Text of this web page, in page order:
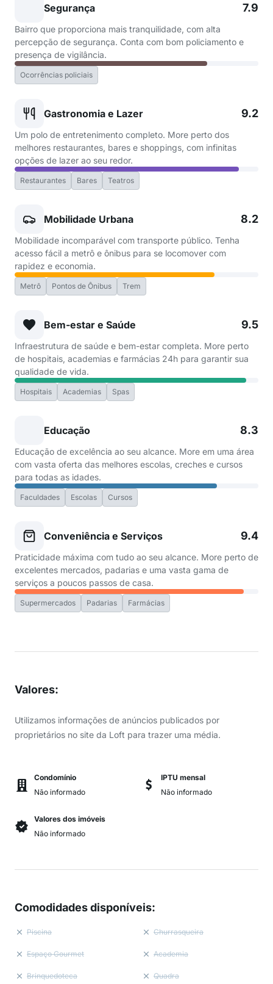
Segurança 7.9
Bairro que proporciona mais tranquilidade, com alta
percepção de segurança. Conta com bom policiamento e
presença de vigilância.
Ocorrências policiais
Gastronomia e Lazer 9.2
Um polo de entretenimento completo. More perto dos
melhores restaurantes, bares e shoppings, com infinitas
opções de lazer ao seu redor.
Restaurantes Bares Teatros
Mobilidade Urbana 8.2
Mobilidade incomparável com transporte público. Tenha
acesso fácil a metrô e ônibus para se locomover com
rapidez e economia.
Metrô Pontos de Ônibus Trem
Bem-estar e Saúde 9.5
Infraestrutura de saúde e bem-estar completa. More perto
de hospitais, academias e farmácias 24h para garantir sua
qualidade de vida.
Hospitais Academias Spas
Educação 8.3
Educação de excelência ao seu alcance. More em uma área
com vasta oferta das melhores escolas, creches e cursos
para todas as idades.
Faculdades Escolas Cursos
Conveniência e Serviços 9.4
Praticidade máxima com tudo ao seu alcance. More perto de
excelentes mercados, padarias e uma vasta gama de
serviços a poucos passos de casa.
Supermercados Padarias Farmácias
Valores:
Utilizamos informações de anúncios publicados por
proprietários no site da Loft para trazer uma média.
Condomínio
Não informado
IPTU mensal
Não informado
Valores dos imóveis
Não informado
Comodidades disponíveis:
Piscina Churrasqueira
Espaço Gourmet Academia
Brinquedoteca Quadra